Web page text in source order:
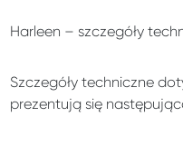
Harleen – szczegóły
Szczegóły techniczne
prezentują się